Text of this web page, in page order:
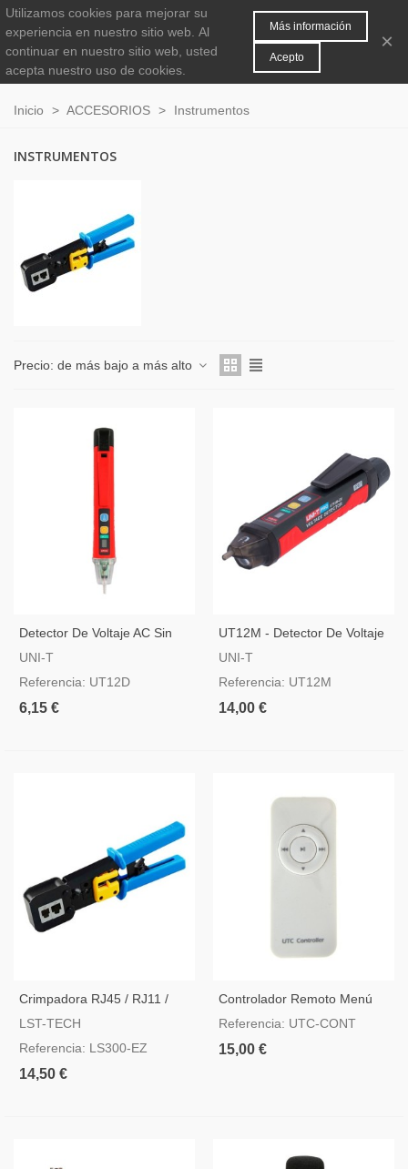
0
Inicio > ACCESORIOS > Instrumentos
INSTRUMENTOS
Precio: de más bajo a más alto
Detector De Voltaje AC Sin
Contacto UNI-T
UNI-T
Referencia: UT12D
6,15 €
UT12M - Detector De Voltaje
AC Sin Contacto
UNI-T
Referencia: UT12M
14,00 €
Crimpadora RJ45 / RJ11 /
RJ12
LST-TECH
Referencia: LS300-EZ
14,50 €
Controlador Remoto Menú
OSD
Referencia: UTC-CONT
15,00 €
Utilizamos cookies para mejorar su
experiencia en nuestro sitio web. Al
continuar en nuestro sitio web, usted
acepta nuestro uso de cookies.
Más información
Acepto
×